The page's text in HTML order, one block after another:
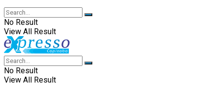
No Result
View All Result
No Result
View All Result